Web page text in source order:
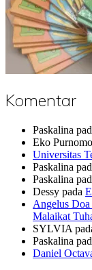
Komentar
Paskalina
Eko Purnomo
Universitas
Paskalina
Paskalina
Dessy pada
Angelus
Malaikat
SYLVIA
Paskalina
Daniel